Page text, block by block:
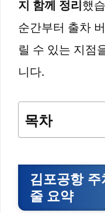
지 함께 정리했
순간부터 출차
릴 수 있는 지점
니다.
목차
김포공항
줄 요약